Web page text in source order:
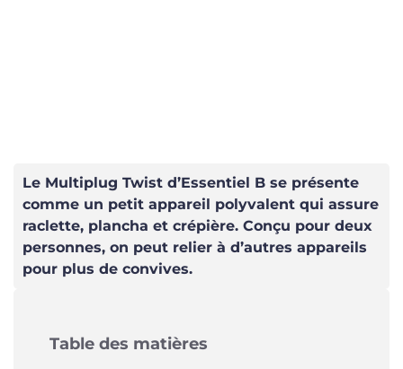
Le Multiplug Twist d’Essentiel B se présente
comme un petit appareil polyvalent qui assure
raclette, plancha et crépière. Conçu pour deux
personnes, on peut relier à d’autres appareils
pour plus de convives.
Table des matières